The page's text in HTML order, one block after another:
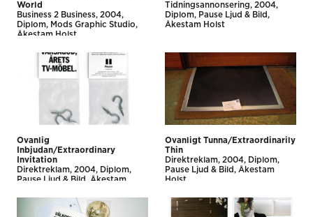
World
Business 2 Business 2004
Diplom
Mods Graphic Studio
Åkestam Holst
Tidnings­annonsering
2004
Diplom
Pause Ljud & Bild
Åkestam Holst
Ovanlig
Inbjudan/Extraordinary
Invitation
Direkt­reklam 2004
Diplom
Pause Ljud & Bild
Åkestam
Ovanligt Tunna/Extraordinarily
Thin
Direkt­reklam 2004
Diplom
Pause Ljud & Bild
Åkestam
Holst